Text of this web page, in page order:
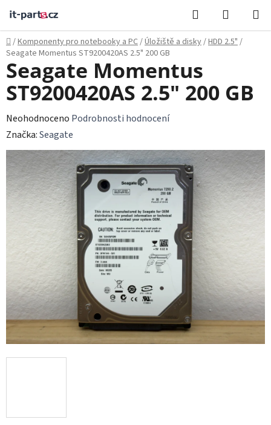
obsah
Hledat
KOŠÍK
Domů
/Komponenty pro notebooky a PC/Úložiště a disky/HDD 2.5"/
Seagate Momentus ST9200420AS 2.5" 200 GB
Seagate Momentus
ST9200420AS 2.5" 200 GB
Průměrné
hodnocení
produktu
je
0,0
z
hvězdiček.
Neohodnoceno Podrobnosti hodnocení
Značka:Seagate